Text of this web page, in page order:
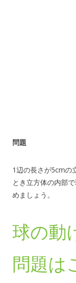
問題
1辺の長さが5cmの
とき立方体の内部
めましょう。
球の動
問題は